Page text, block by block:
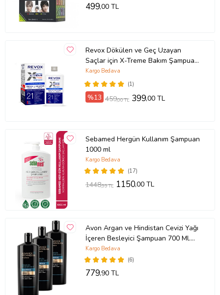
499,00 TL
Revox Dökülen ve Geç Uzayan
Saçlar için X-Treme Bakım Şampuanı
/ 400 ml
(1)
Kargo Bedava
%13 459,00 TL 399,00 TL
Sebamed Hergün Kullanım Şampuan
1000 ml
(17)
Kargo Bedava
1448,99 TL 1150,00 TL
Avon Argan ve Hindistan Cevizi Yağı
İçeren Besleyici Şampuan 700 Ml.
Üçlü Set
(6)
Kargo Bedava
779,90 TL